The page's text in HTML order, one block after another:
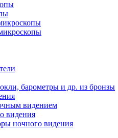
барометры и др. из бронзы
видением
видения
ночного видения